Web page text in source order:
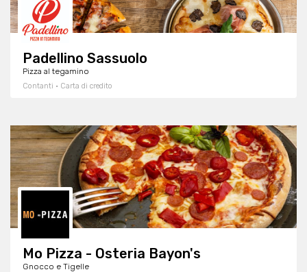
Padellino Sassuolo
Pizza al tegamino
Contanti · Carta di credito
Mo Pizza - Osteria Bayon's
Gnocco e Tigelle